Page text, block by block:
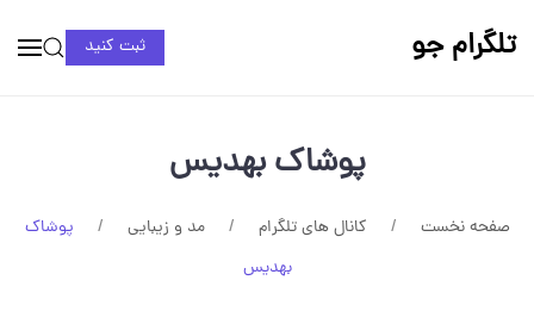
تلگرام جو ثبت کنید
پوشاک بهدیس
صفحه نخست کانال های تلگرام مد و زیبایی
پوشاک
بهدیس